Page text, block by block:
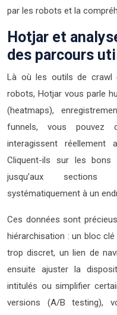
par les robots et la
Hotjar et
des parcours
Là où les outils de crawl
robots, Hotjar vous parle
(heatmaps),
funnels, vous pouvez
interagissent
Cliquent-ils sur les bons
jusqu’aux sections
systématiquement à un
Ces données sont
hiérarchisation : un bloc
trop discret, un lien de
ensuite ajuster la
intitulés ou simplifier
versions (A/B testing),